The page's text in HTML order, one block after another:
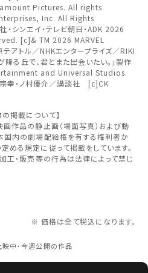
る
び予約を変更したい場合は、
。
閉じる
Pictures. All rights
Inc. All Rights
シンエイ・テレビ朝日・ADK 2026
[c]& TM 2026 MARVEL
アトル／NHKエンタープライズ／RIKI
る丘で、君とまた出会いたい。」製作
and Universal Studios.
・ノ村優介／講談社 [c]CK
掲載について】
作品の静止画（場面写真）および動
国内の劇場配給権を有する権利者か
める規定に従って掲載をしています。
加工・販売等の行為は法律によって禁じ
※ 価格は全て税込になります。
映中・今週公開の作品
降で選択いただいた情報は解除
ます。
変更する
以降で選択いただいた情報は解
れます。
変更する
のご登録が必要です。
グイン・ご登録はこちら
閉じる